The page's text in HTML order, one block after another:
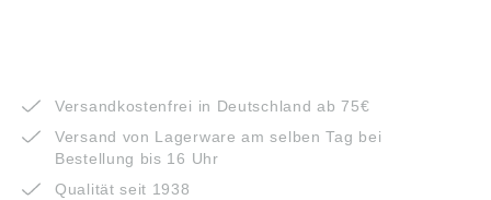
Versandkostenfrei in Deutschland ab 75€
Versand von Lagerware am selben Tag bei
Bestellung bis 16 Uhr
Qualität seit 1938